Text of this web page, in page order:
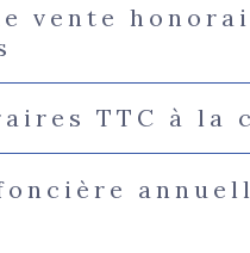
vente
TTC à la